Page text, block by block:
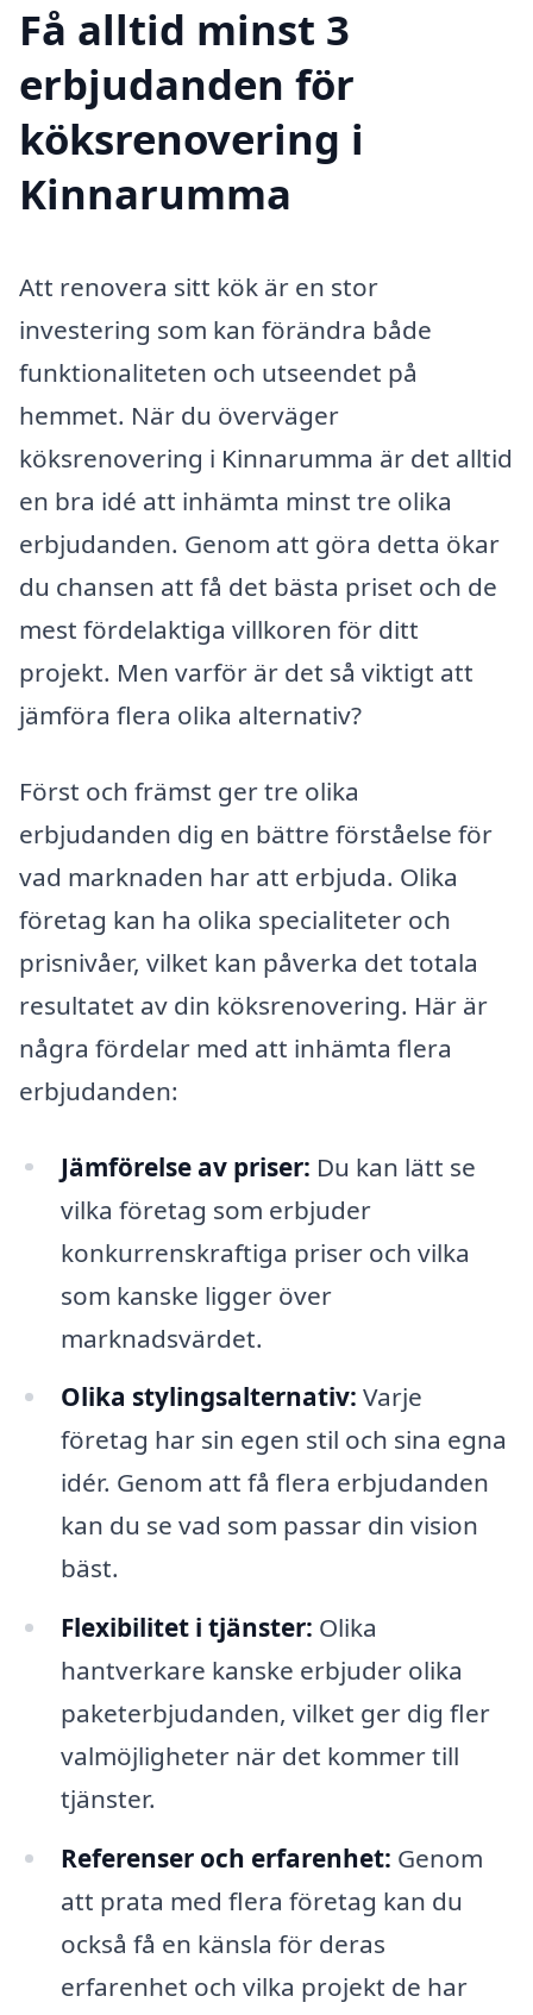
Få alltid minst 3
erbjudanden för
köksrenovering i
Kinnarumma
Att renovera sitt kök är en stor
investering som kan förändra både
funktionaliteten och utseendet på
hemmet. När du överväger
köksrenovering i Kinnarumma är det alltid
en bra idé att inhämta minst tre olika
erbjudanden. Genom att göra detta ökar
du chansen att få det bästa priset och de
mest fördelaktiga villkoren för ditt
projekt. Men varför är det så viktigt att
jämföra flera olika alternativ?
Först och främst ger tre olika
erbjudanden dig en bättre förståelse för
vad marknaden har att erbjuda. Olika
företag kan ha olika specialiteter och
prisnivåer, vilket kan påverka det totala
resultatet av din köksrenovering. Här är
några fördelar med att inhämta flera
erbjudanden:
Jämförelse av priser: Du kan lätt se
vilka företag som erbjuder
konkurrenskraftiga priser och vilka
som kanske ligger över
marknadsvärdet.
Olika stylingsalternativ: Varje
företag har sin egen stil och sina egna
idér. Genom att få flera erbjudanden
kan du se vad som passar din vision
bäst.
Flexibilitet i tjänster: Olika
hantverkare kanske erbjuder olika
paketerbjudanden, vilket ger dig fler
valmöjligheter när det kommer till
tjänster.
Referenser och erfarenhet: Genom
att prata med flera företag kan du
också få en känsla för deras
erfarenhet och vilka projekt de har